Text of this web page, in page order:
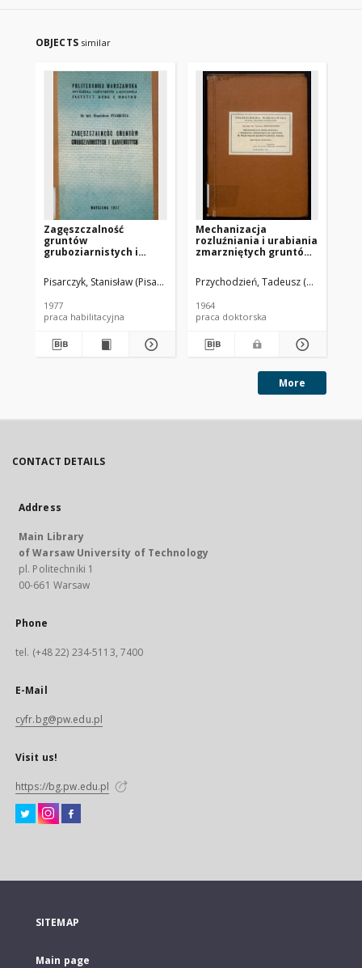
OBJECTS similar
Zagęszczalność
gruntów
gruboziarnistych i
Pisarczyk, Stanisław (Pisarczyk, Stanisław Jan 1937- )
1977
praca habilitacyjna
Mechanizacja
rozluźniania i urabiania
zmarzniętych gruntów
klimatycznych Polski :
dysertacja doktorska
Przychodzień, Tadeusz (1930- )
1964
praca doktorska
More
CONTACT DETAILS
Address
Main Library
of Warsaw University of Technology
pl. Politechniki 1
00-661 Warsaw
Phone
tel. (+48 22) 234-5113, 7400
E-Mail
cyfr.bg@pw.edu.pl
Visit us!
https://bg.pw.edu.pl
SITEMAP
Main page